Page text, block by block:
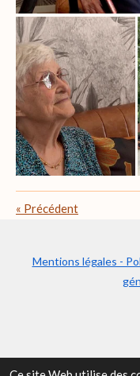
« Précédent
Mentions légales -
© 2024 - 2026 Le Fil des